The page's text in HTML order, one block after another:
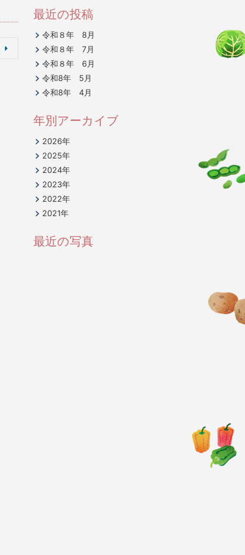
最近の投稿
令和８年 8月
令和８年 7月
令和８年 6月
令和8年 5月
令和8年 4月
年別アーカイブ
2026年
2025年
2024年
2023年
2022年
2021年
最近の写真